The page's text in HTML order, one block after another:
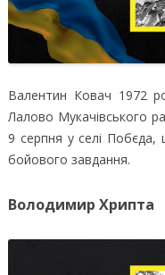
Валентин Ковач 1972
Лалово Мукачівського
9 серпня у селі Побєда,
бойового завдання.
Володимир Хрипта